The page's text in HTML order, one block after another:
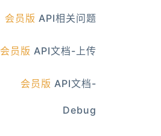
会员版 API相关问题
会员版 API文档-上传
会员版 API文档-
Debug